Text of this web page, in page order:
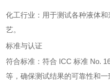
化工行业：用于测试各种液体
艺。
标准与认证
符合标准：符合 ICC 标准 No.
等，确保测试结果的可靠性和一